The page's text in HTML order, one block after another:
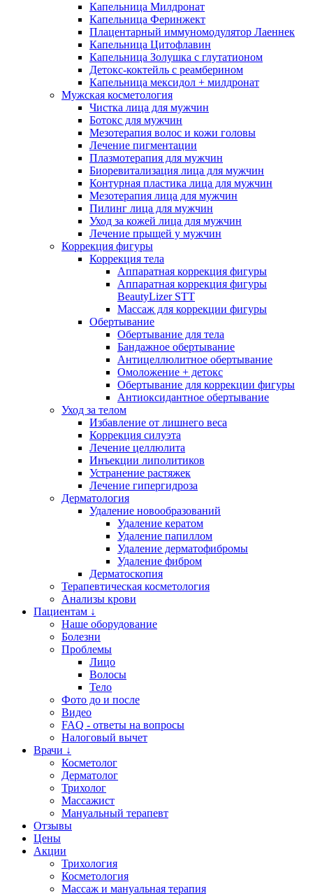
Капельница Милдронат
Капельница Феринжект
Плацентарный иммуномодулятор Лаеннек
Капельница Цитофлавин
Капельница Золушка с глутатионом
Детокс-коктейль с реамберином
Капельница мексидол + милдронат
Мужская косметология
Чистка лица для мужчин
Ботокс для мужчин
Мезотерапия волос и кожи головы
Лечение пигментации
Плазмотерапия для мужчин
Биоревитализация лица для мужчин
Контурная пластика лица для мужчин
Мезотерапия лица для мужчин
Пилинг лица для мужчин
Уход за кожей лица для мужчин
Лечение прыщей у мужчин
Коррекция фигуры
Коррекция тела
Аппаратная коррекция фигуры
Аппаратная коррекция фигуры
BeautyLizer STT
Массаж для коррекции фигуры
Обертывание
Обертывание для тела
Бандажное обертывание
Антицеллюлитное обертывание
Омоложение + детокс
Обертывание для коррекции фигуры
Антиоксидантное обертывание
Уход за телом
Избавление от лишнего веса
Коррекция силуэта
Лечение целлюлита
Инъекции липолитиков
Устранение растяжек
Лечение гипергидроза
Дерматология
Удаление новообразований
Удаление кератом
Удаление папиллом
Удаление дерматофибромы
Удаление фибром
Дерматоскопия
Терапевтическая косметология
Анализы крови
Пациентам ↓
Наше оборудование
Болезни
Проблемы
Лицо
Волосы
Тело
Фото до и после
Видео
FAQ - ответы на вопросы
Налоговый вычет
Врачи ↓
Косметолог
Дерматолог
Трихолог
Массажист
Мануальный терапевт
Отзывы
Цены
Акции
Трихология
Косметология
Массаж и мануальная терапия